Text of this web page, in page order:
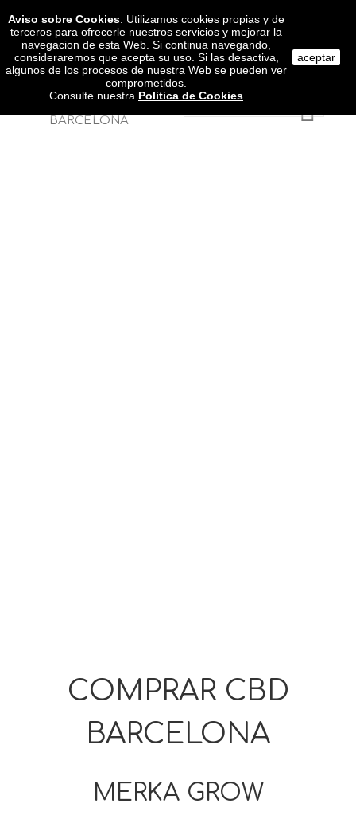
Aviso sobre Cookies: Utilizamos cookies propias y de
terceros para ofrecerle nuestros servicios y mejorar la
navegacion de esta Web. Si continua navegando,
consideraremos que acepta su uso. Si las desactiva,
algunos de los procesos de nuestra Web se pueden ver
comprometidos.
Consulte nuestra Politica de Cookies
aceptar
605 072 589
0
COMPRAR CBD
BARCELONA
MERKA GROW